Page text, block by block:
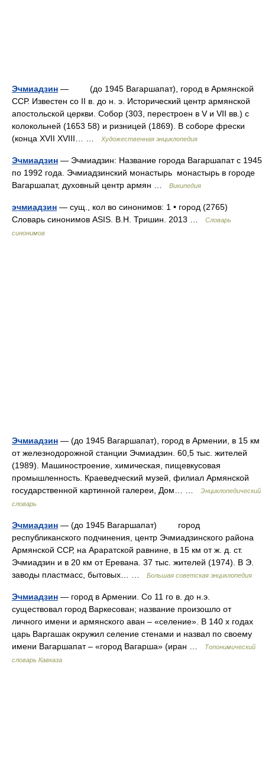
Эчмиадзин — (до 1945 Вагаршапат), город в Армянской
ССР. Известен со II в. до н. э. Исторический центр армянской
апостольской церкви. Собор (303, перестроен в V и VII вв.) с
колокольней (1653 58) и ризницей (1869). В соборе фрески
(конца XVII XVIII… …
Художественная энциклопедия
Эчмиадзин — Эчмиадзин: Название города Вагаршапат с 1945
по 1992 года. Эчмиадзинский монастырь монастырь в городе
Вагаршапат, духовный центр армян …
Википедия
эчмиадзин — сущ., кол во синонимов: 1 • город (2765)
Словарь синонимов ASIS. В.Н. Тришин. 2013 …
Словарь
синонимов
Эчмиадзин — (до 1945 Вагаршапат), город в Армении, в 15 км
от железнодорожной станции Эчмиадзин. 60,5 тыс. жителей
(1989). Машиностроение, химическая, пищевкусовая
промышленность. Краеведческий музей, филиал Армянской
государственной картинной галереи, Дом… …
Энциклопедический
словарь
Эчмиадзин — (до 1945 Вагаршапат) город
республиканского подчинения, центр Эчмиадзинского района
Армянской ССР, на Араратской равнине, в 15 км от ж. д. ст.
Эчмиадзин и в 20 км от Еревана. 37 тыс. жителей (1974). В Э.
заводы пластмасс, бытовых… …
Большая советская энциклопедия
Эчмиадзин — город в Армении. Со 11 го в. до н.э.
существовал город Варкесован; название произошло от
личного имени и армянского аван – «селение». В 140 х годах
царь Варгашак окружил селение стенами и назвал по своему
имени Вагаршапат – «город Вагарша» (иран …
Топонимический
словарь Кавказа